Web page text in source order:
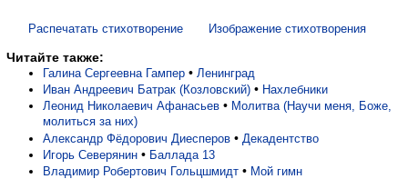
Распечатать стихотворение Изображение стихотворения
Читайте также:
Галина Сергеевна Гампер • Ленинград
Иван Андреевич Батрак (Козловский) • Нахлебники
Леонид Николаевич Афанасьев • Молитва (Научи меня, Боже,
молиться за них)
Александр Фёдорович Диесперов • Декадентство
Игорь Северянин • Баллада 13
Владимир Робертович Гольцшмидт • Мой гимн